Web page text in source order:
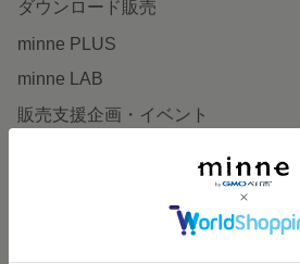
ダウンロード販売
minne PLUS
minne LAB
販売支援企画・イベント
minneとものづくりと